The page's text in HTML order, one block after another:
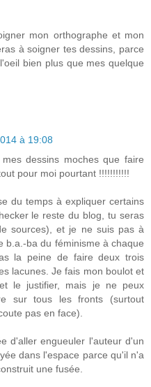
mon orthographe et mon
à soigner tes dessins, parce
bien plus que mes quelque
à 19:08
dessins moches que faire
pour moi pourtant !!!!!!!!!!!
du temps à expliquer certains
le reste du blog, tu seras
sources), et je ne suis pas à
b.a.-ba du féminisme à chaque
la peine de faire deux trois
lacunes. Je fais mon boulot et
le justifier, mais je ne peux
sur tous les fronts (surtout
pas en face).
d'aller engueuler l'auteur d'un
dans l'espace parce qu'il n'a
une fusée.